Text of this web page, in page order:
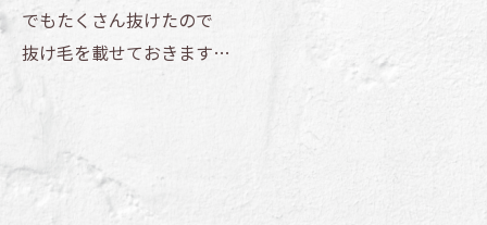
でもたくさん抜けたので
抜け毛を載せておきます…